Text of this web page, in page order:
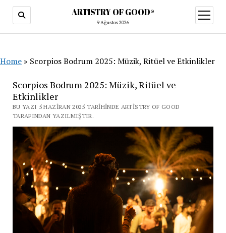
ARTISTRY OF GOOD®
9 Ağustos 2026
aç
Home » Scorpios Bodrum 2025: Müzik, Ritüel ve Etkinlikler
Scorpios Bodrum 2025: Müzik, Ritüel ve
Etkinlikler
BU YAZI 5 HAZIRAN 2025 TARIHINDE ARTISTRY OF GOOD
TARAFINDAN YAZILMIŞTIR.